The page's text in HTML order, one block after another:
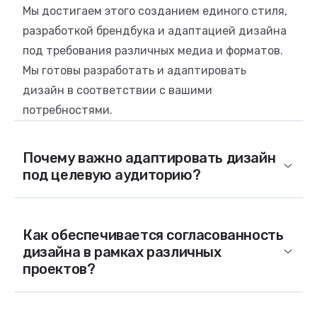
Мы достигаем этого созданием единого стиля,
разработкой брендбука и адаптацией дизайна
под требования различных медиа и форматов.
Мы готовы разработать и адаптировать
дизайн в соответствии с вашими
потребностями.
Почему важно адаптировать дизайн
под целевую аудиторию?
Как обеспечивается согласованность
дизайна в рамках различных
проектов?